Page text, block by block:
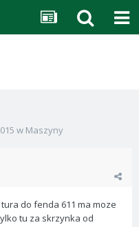
w Maszyny
do fenda 611 ma moze
tu za skrzynka od